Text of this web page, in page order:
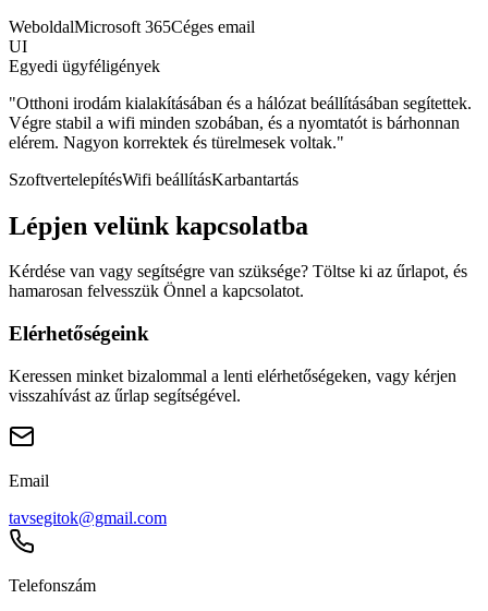
WeboldalMicrosoft 365Céges email
UI
Egyedi ügyféligények
"Otthoni irodám kialakításában és a hálózat beállításában segítettek.
Végre stabil a wifi minden szobában, és a nyomtatót is bárhonnan
elérem. Nagyon korrektek és türelmesek voltak."
SzoftvertelepítésWifi beállításKarbantartás
Lépjen velünk kapcsolatba
Kérdése van vagy segítségre van szüksége? Töltse ki az űrlapot, és
hamarosan felvesszük Önnel a kapcsolatot.
Elérhetőségeink
Keressen minket bizalommal a lenti elérhetőségeken, vagy kérjen
visszahívást az űrlap segítségével.
Email
tavsegitok@gmail.com
Telefonszám